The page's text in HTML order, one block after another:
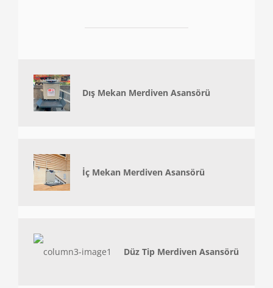
Dış Mekan Merdiven Asansörü
İç Mekan Merdiven Asansörü
Düz Tip Merdiven Asansörü